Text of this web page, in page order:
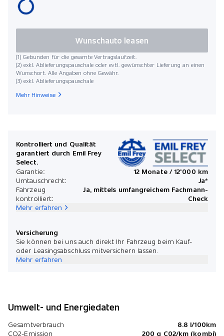
(1) Gebunden für die gesamte Vertragslaufzeit.
(2) exkl. Ablieferungspauschale oder evtl. gewünschter Lieferung an einen
Wunschort. Alle Angaben ohne Gewähr.
(3) exkl. Ablieferungspauschale
Wunschauto leasen
Mehr Hinweise
Kontrolliert und Qualität
garantiert durch Emil Frey
Select.
Garantie:
12 Monate / 12'000 km
Umtauschrecht:
Ja*
Fahrzeug
kontrolliert:
Ja, mittels umfangreichem Fachmann-
Check
Mehr erfahren
Versicherung
Sie können bei uns auch direkt Ihr Fahrzeug beim Kauf-
oder Leasingsabschluss mitversichern lassen.
Mehr erfahren
Umwelt- und Energiedaten
Gesamtverbrauch
8.8 l/100km
CO2-Emission
200 g C02/km (kombi)